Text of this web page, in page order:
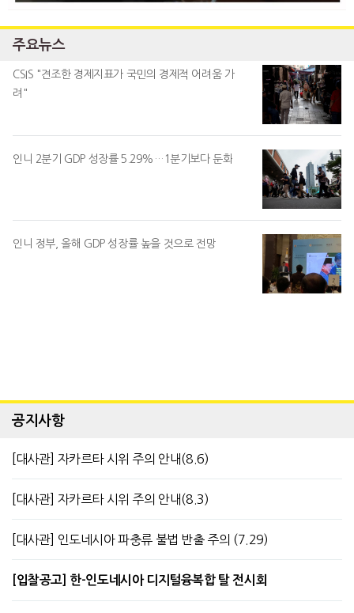
주요뉴스
CSIS "견조한 경제지표가 국민의 경제적 어려움 가
려"
인니 2분기 GDP 성장률 5.29%…1분기보다 둔화
인니 정부, 올해 GDP 성장률 높을 것으로 전망
공지사항
[대사관] 자카르타 시위 주의 안내(8.6)
[대사관] 자카르타 시위 주의 안내(8.3)
[대사관] 인도네시아 파충류 불법 반출 주의 (7.29)
[입찰공고] 한-인도네시아 디지털융복합 탈 전시회